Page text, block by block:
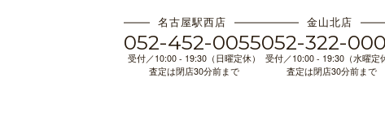
名古屋駅西店
052-452-0055
受付／10:00 - 19:30（日曜定休）
査定は閉店30分前まで
金山北店
052-322-
受付／10:00 - 19:30（水曜定
査定は閉店30分前まで